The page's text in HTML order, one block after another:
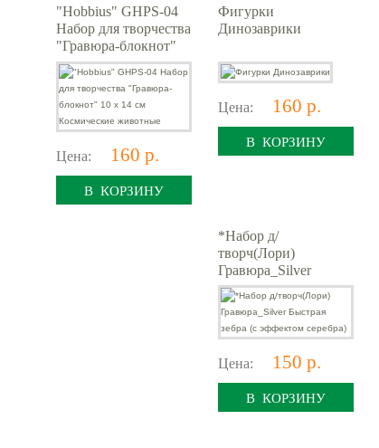
"Hobbius" GHPS-04
Набор для творчества
"Гравюра-блокнот"
10 x 14 см
Космические
животные
Цена: 160 р.
В КОРЗИНУ
Фигурки
Динозаврики
Цена: 160 р.
В КОРЗИНУ
*Набор д/
творч(Лори)
Гравюра_Silver
Быстрая зебра (с
эффектом серебра)
Цена: 150 р.
В КОРЗИНУ